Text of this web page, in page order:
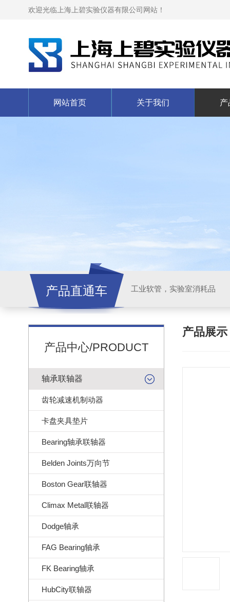
欢迎光临上海上碧实验仪器有限公司网站！
网站首页 关于我们 产
产品直通车 工业软管，实验室消耗品
产品中心/PRODUCT
轴承联轴器
齿轮减速机制动器
卡盘夹具垫片
Bearing轴承联轴器
Belden Joints万向节
Boston Gear联轴器
Climax Metal联轴器
Dodge轴承
FAG Bearing轴承
FK Bearing轴承
HubCity联轴器
产品展示